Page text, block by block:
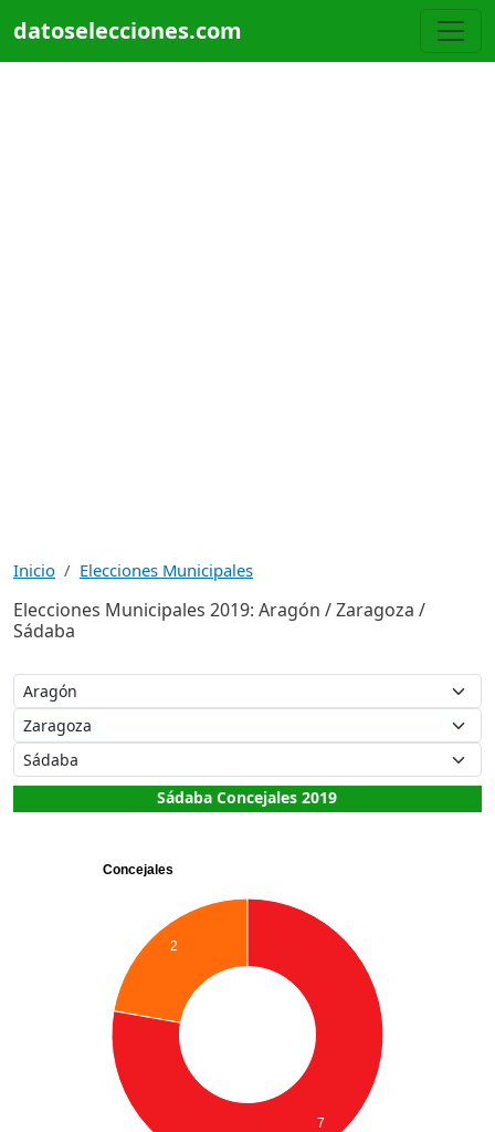
datoselecciones.com
Inicio Elecciones Municipales
Elecciones Municipales 2019: Aragón / Zaragoza /
Sádaba
Sádaba Concejales 2019
Concejales
2
7